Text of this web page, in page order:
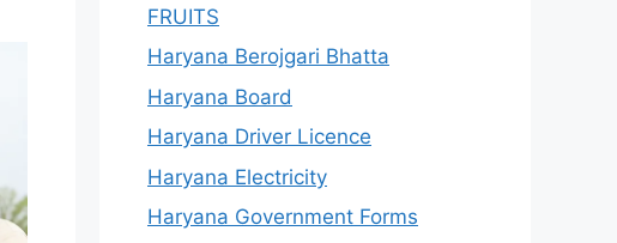
FRUITS
Haryana Berojgari Bhatta
Haryana Board
Haryana Driver Licence
Haryana Electricity
Haryana Government Forms